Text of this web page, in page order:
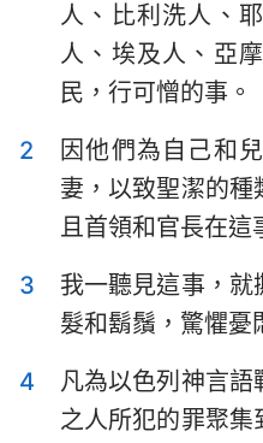
以斯帖記
詩篇
傳道書
以賽亞書
但以理書
俄巴底亞書
人、比利洗人、
人、埃及人、亞
民，行可憎的事。
2
因他們為自己和
妻，以致聖潔的種
且首領和官長在這
3
我一聽見這事，
髮和鬍鬚，驚懼憂
4
凡為以色列神言語
之人所犯的罪聚集